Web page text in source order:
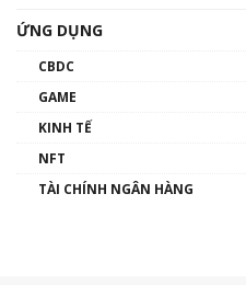
ỨNG DỤNG
CBDC
GAME
KINH TẾ
NFT
TÀI CHÍNH NGÂN HÀNG